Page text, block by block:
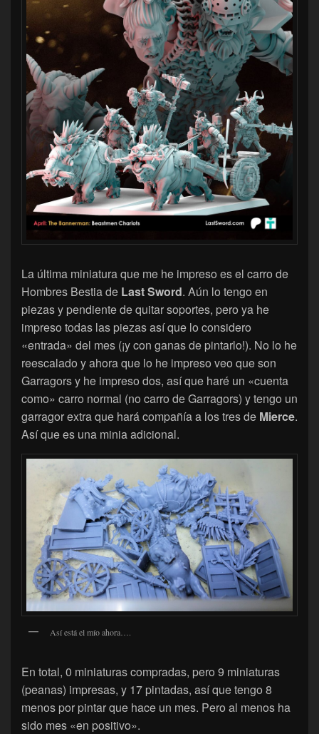
La última miniatura que me he impreso es el carro de
Hombres Bestia de Last Sword. Aún lo tengo en
piezas y pendiente de quitar soportes, pero ya he
impreso todas las piezas así que lo considero
«entrada» del mes (¡y con ganas de pintarlo!). No lo he
reescalado y ahora que lo he impreso veo que son
Garragors y he impreso dos, así que haré un «cuenta
como» carro normal (no carro de Garragors) y tengo un
garragor extra que hará compañía a los tres de Mierce.
Así que es una minia adicional.
Así está el mío ahora….
En total, 0 miniaturas compradas, pero 9 miniaturas
(peanas) impresas, y 17 pintadas, así que tengo 8
menos por pintar que hace un mes. Pero al menos ha
sido mes «en positivo».